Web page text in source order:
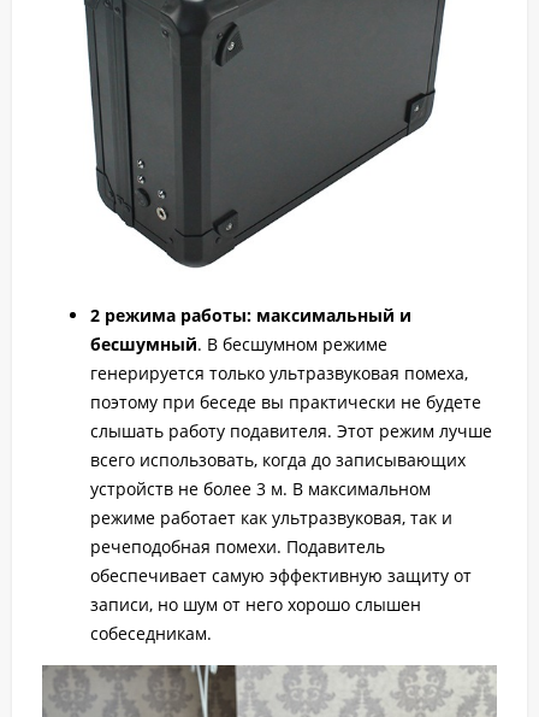
2 режима работы: максимальный и
бесшумный. В бесшумном режиме
генерируется только ультразвуковая помеха,
поэтому при беседе вы практически не будете
слышать работу подавителя. Этот режим лучше
всего использовать, когда до записывающих
устройств не более 3 м. В максимальном
режиме работает как ультразвуковая, так и
речеподобная помехи. Подавитель
обеспечивает самую эффективную защиту от
записи, но шум от него хорошо слышен
собеседникам.